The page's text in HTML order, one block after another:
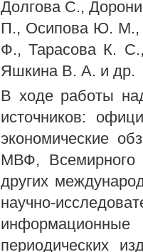
Долгова С.,
П., Осипова Ю. М.,
Ф., Тарасова К.
Яшкина В. А. и др.
В ходе работы
источников:
экономические
МВФ, Всемирного
других
научно-
периодических